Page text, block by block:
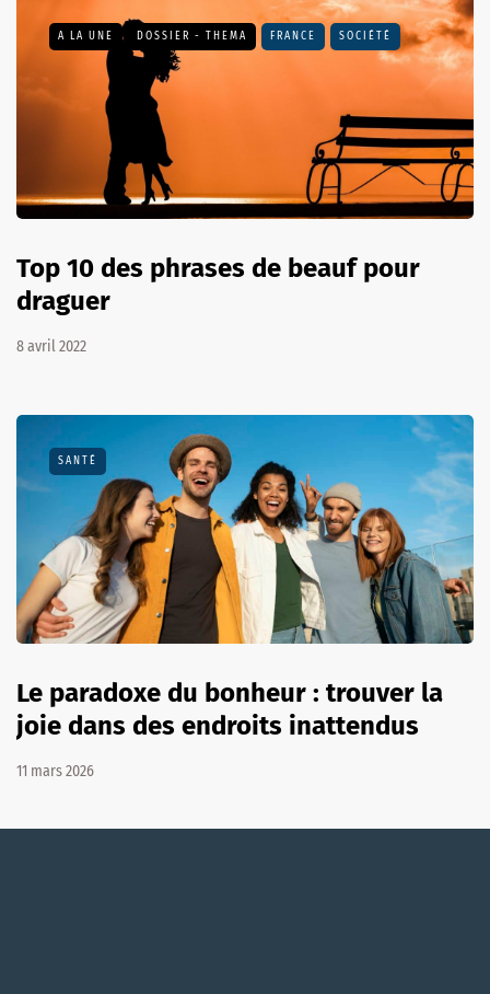
A LA UNE DOSSIER - THEMA FRANCE SOCIÉTÉ
Top 10 des phrases de beauf pour
draguer
8 avril 2022
SANTÉ
Le paradoxe du bonheur : trouver la
joie dans des endroits inattendus
11 mars 2026